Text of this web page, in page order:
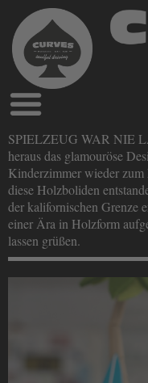
Blog
Magazine
Bücher
Videos
SPIELZEUG WAR NIE
heraus das glamouröse
Kinderzimmer wieder
diese Holzboliden
der kalifornischen Grenze
einer Ära in Holzform
lassen grüßen.